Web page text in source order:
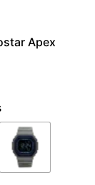
Apex